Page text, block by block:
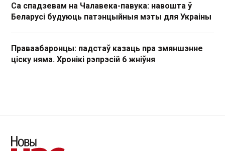
Са спадзевам на Чалавека-павука: навошта ў
Беларусі будуюць патэнцыйныя мэты для Украіны
Праваабаронцы: падстаў казаць пра змяншэнне
ціску няма. Хронікі рэпрэсій 6 жніўня